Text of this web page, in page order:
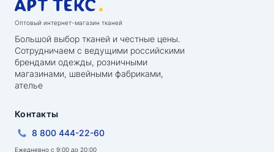
Оптовый интернет-магазин тканей
Большой выбор тканей и честные цены.
Сотрудничаем с ведущими российскими
брендами одежды, розничными
магазинами, швейными фабриками,
ателье
Контакты
8 800 444-22-60
Ежедневно с 9:00 до 20:00